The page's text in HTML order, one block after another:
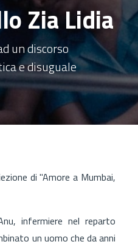
Zia Lidia
un discorso
e disuguale
di "Amore a Mumbai,
infermiere nel reparto
un uomo che da anni